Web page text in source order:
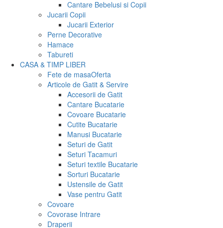
Cantare Bebelusi si Copii
Jucarii Copii
Jucarii Exterior
Perne Decorative
Hamace
Tabureti
CASA & TIMP LIBER
Fete de masaOferta
Articole de Gatit & Servire
Accesorii de Gatit
Cantare Bucatarie
Covoare Bucatarie
Cutite Bucatarie
Manusi Bucatarie
Seturi de Gatit
Seturi Tacamuri
Seturi textile Bucatarie
Sorturi Bucatarie
Ustensile de Gatit
Vase pentru Gatit
Covoare
Covorase Intrare
Draperii